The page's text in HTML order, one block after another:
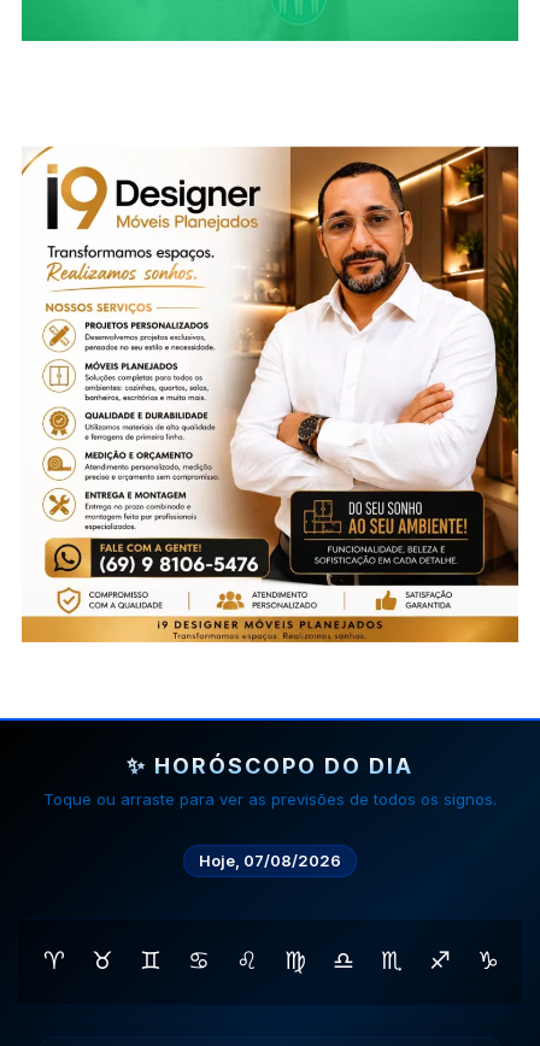
✨ HORÓSCOPO DO DIA
Toque ou arraste para ver as previsões de todos os signos.
Hoje, 07/08/2026
♈ ♉ ♊ ♋ ♌ ♍ ♎ ♏ ♐ ♑